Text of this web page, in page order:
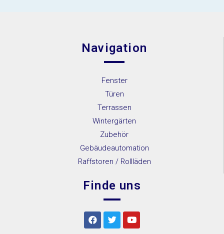
Navigation
Fenster
Türen
Terrassen
Wintergärten
Zubehör
Gebäudeautomation
Raffstoren / Rollläden
Finde uns